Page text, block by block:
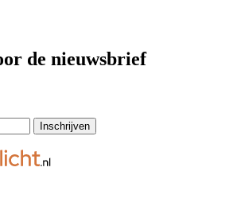
de nieuwsbrief
Inschrijven